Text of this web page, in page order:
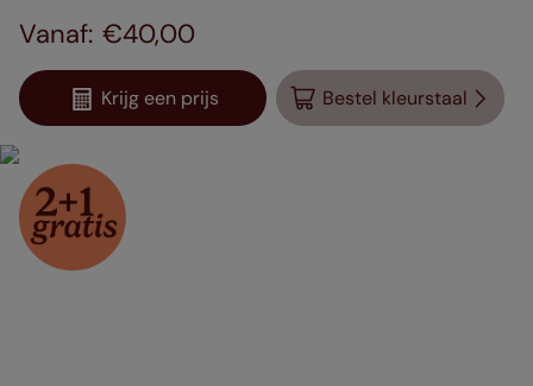
€40,00
Krijg een prijs Bestel kleurstaal